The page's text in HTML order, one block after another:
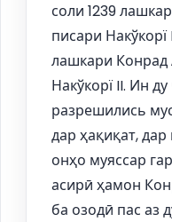
соли 1239
писари Накўкорї
лашкари Конрад
Накўкорї II. Ин
разрешились
дар ҳақиқат,
онҳо муяссар
асирӣ ҳамон
ба озодӣ пас аз